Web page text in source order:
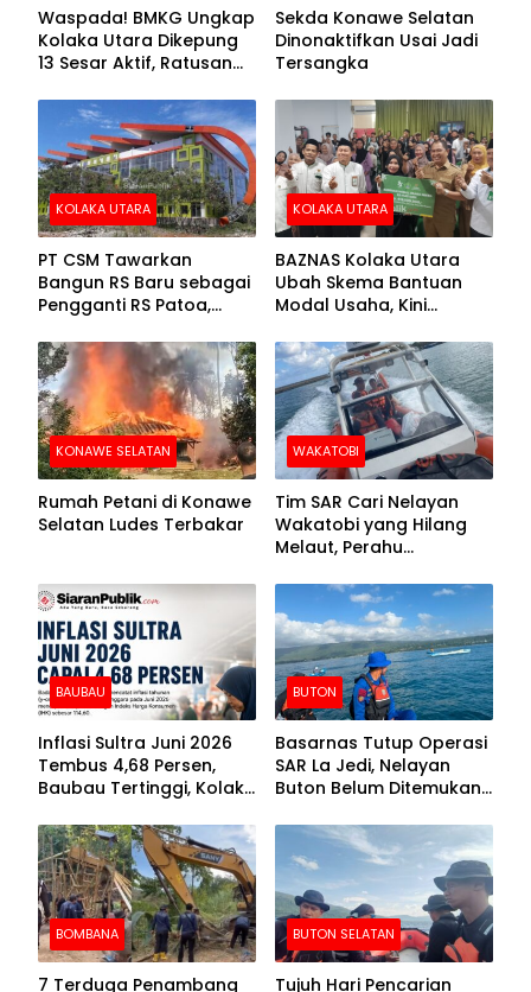
Waspada! BMKG Ungkap
Kolaka Utara Dikepung
13 Sesar Aktif, Ratusan
Sekda Konawe Selatan
Dinonaktifkan Usai Jadi
Tersangka
KOLAKA UTARA
PT CSM Tawarkan
Bangun RS Baru sebagai
Pengganti RS Patoa,
Kolut
KOLAKA UTARA
BAZNAS Kolaka Utara
Ubah Skema Bantuan
Modal Usaha, Kini
Barang Senilai Rp419,5
Juta
KONAWE SELATAN
Rumah Petani di Konawe
Selatan Ludes Terbakar
WAKATOBI
Tim SAR Cari Nelayan
Wakatobi yang Hilang
Melaut, Perahu
Kemasukan Air
BAUBAU
Inflasi Sultra Juni 2026
Tembus 4,68 Persen,
Baubau Tertinggi, Kolaka
BUTON
Basarnas Tutup Operasi
SAR La Jedi, Nelayan
Buton Belum Ditemukan
BOMBANA
7 Terduga Penambang
BUTON SELATAN
Tujuh Hari Pencarian